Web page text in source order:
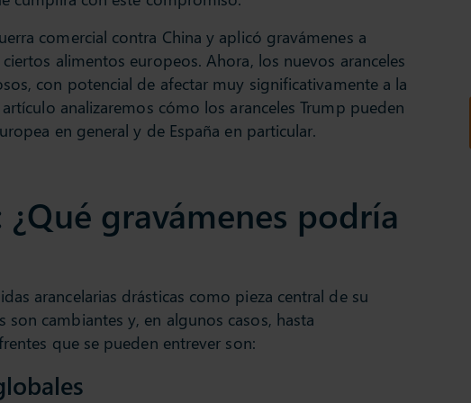
comercial contra China y aplicó gravámenes a
alimentos europeos. Ahora, los nuevos aranceles
con potencial de afectar muy significativamente a la
artículo analizaremos cómo los aranceles Trump pueden
en general y de España en particular.
gravámenes podría
arancelarias drásticas como pieza central de su
son cambiantes y, en algunos casos, hasta
que se pueden entrever son: